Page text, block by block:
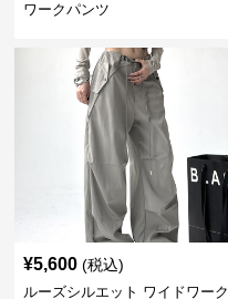
ワークパンツ
¥5,600 (税込)
ルーズシルエット ワイドワーク